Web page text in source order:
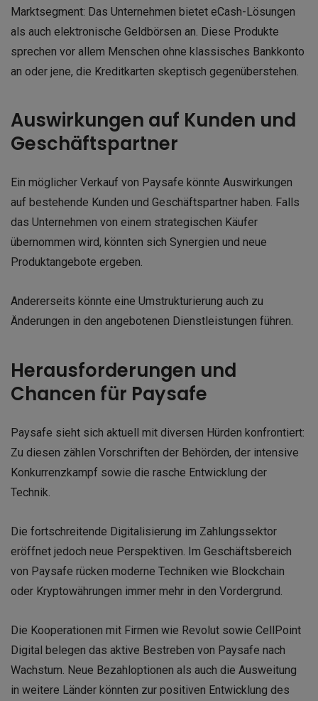
Marktsegment: Das Unternehmen bietet eCash-Lösungen
als auch elektronische Geldbörsen an. Diese Produkte
sprechen vor allem Menschen ohne klassisches Bankkonto
an oder jene, die Kreditkarten skeptisch gegenüberstehen.
Auswirkungen auf Kunden und
Geschäftspartner
Ein möglicher Verkauf von Paysafe könnte Auswirkungen
auf bestehende Kunden und Geschäftspartner haben. Falls
das Unternehmen von einem strategischen Käufer
übernommen wird, könnten sich Synergien und neue
Produktangebote ergeben.
Andererseits könnte eine Umstrukturierung auch zu
Änderungen in den angebotenen Dienstleistungen führen.
Herausforderungen und
Chancen für Paysafe
Paysafe sieht sich aktuell mit diversen Hürden konfrontiert:
Zu diesen zählen Vorschriften der Behörden, der intensive
Konkurrenzkampf sowie die rasche Entwicklung der
Technik.
Die fortschreitende Digitalisierung im Zahlungssektor
eröffnet jedoch neue Perspektiven. Im Geschäftsbereich
von Paysafe rücken moderne Techniken wie Blockchain
oder Kryptowährungen immer mehr in den Vordergrund.
Die Kooperationen mit Firmen wie Revolut sowie CellPoint
Digital belegen das aktive Bestreben von Paysafe nach
Wachstum. Neue Bezahloptionen als auch die Ausweitung
in weitere Länder könnten zur positiven Entwicklung des